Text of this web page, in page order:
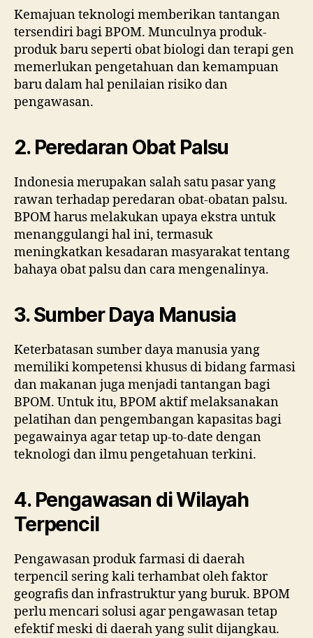
Kemajuan teknologi memberikan tantangan
tersendiri bagi BPOM. Munculnya produk-
produk baru seperti obat biologi dan terapi gen
memerlukan pengetahuan dan kemampuan
baru dalam hal penilaian risiko dan
pengawasan.
2. Peredaran Obat Palsu
Indonesia merupakan salah satu pasar yang
rawan terhadap peredaran obat-obatan palsu.
BPOM harus melakukan upaya ekstra untuk
menanggulangi hal ini, termasuk
meningkatkan kesadaran masyarakat tentang
bahaya obat palsu dan cara mengenalinya.
3. Sumber Daya Manusia
Keterbatasan sumber daya manusia yang
memiliki kompetensi khusus di bidang farmasi
dan makanan juga menjadi tantangan bagi
BPOM. Untuk itu, BPOM aktif melaksanakan
pelatihan dan pengembangan kapasitas bagi
pegawainya agar tetap up-to-date dengan
teknologi dan ilmu pengetahuan terkini.
4. Pengawasan di Wilayah
Terpencil
Pengawasan produk farmasi di daerah
terpencil sering kali terhambat oleh faktor
geografis dan infrastruktur yang buruk. BPOM
perlu mencari solusi agar pengawasan tetap
efektif meski di daerah yang sulit dijangkau.